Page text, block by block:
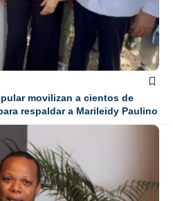
movilizan a cientos de
respaldar a Marileidy Paulino